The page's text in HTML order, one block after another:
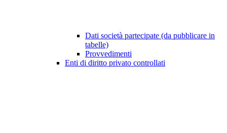
Dati società partecipate (da pubblicare in
tabelle)
Provvedimenti
Enti di diritto privato controllati